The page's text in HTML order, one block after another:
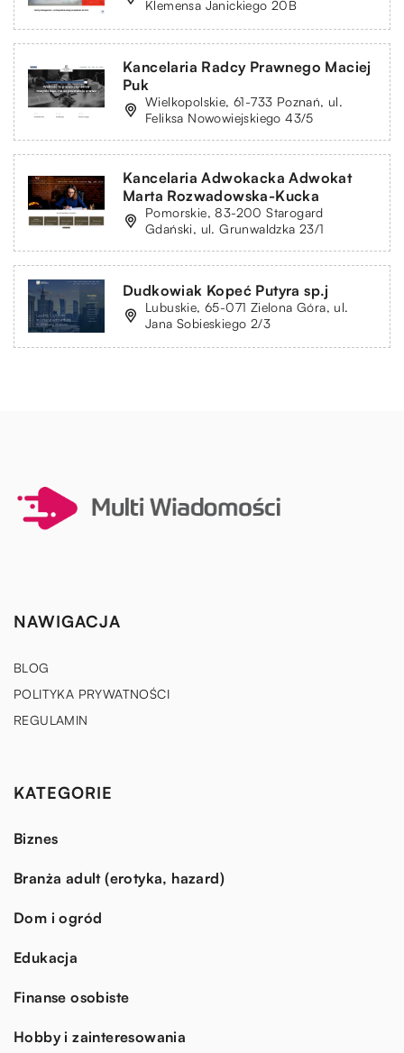
Klemensa Janickiego 20B
Kancelaria Radcy Prawnego Maciej
Puk
Wielkopolskie, 61-733 Poznań, ul.
Feliksa Nowowiejskiego 43/5
Kancelaria Adwokacka Adwokat
Marta Rozwadowska-Kucka
Pomorskie, 83-200 Starogard
Gdański, ul. Grunwaldzka 23/1
Dudkowiak Kopeć Putyra sp.j
Lubuskie, 65-071 Zielona Góra, ul.
Jana Sobieskiego 2/3
NAWIGACJA
BLOG
POLITYKA PRYWATNOŚCI
REGULAMIN
KATEGORIE
Biznes
Branża adult (erotyka, hazard)
Dom i ogród
Edukacja
Finanse osobiste
Hobby i zainteresowania